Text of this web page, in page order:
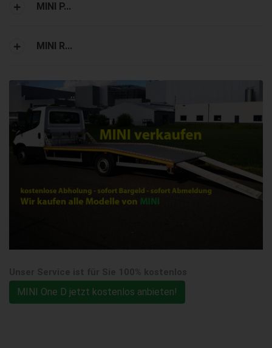
MINI P...
MINI R...
MINI One D jetzt kostenlos anbieten!